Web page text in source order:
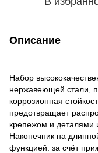
Описание
Набор
нержавеющей стали,
коррозионная
предотвращает
крепежом и деталями
Наконечник на
функцией: за счёт